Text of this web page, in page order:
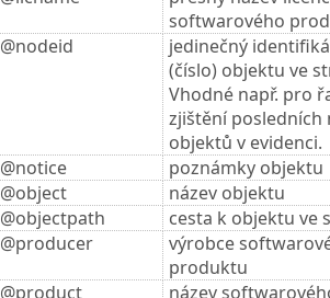
softwarového
@nodeid
jedinečný
(číslo) objektu ve
Vhodné např. pro
zjištění posledních
objektů v evidenci.
@notice
poznámky objektu
@object
název objektu
@objectpath
cesta k objektu ve
@producer
výrobce
produktu
@product
název